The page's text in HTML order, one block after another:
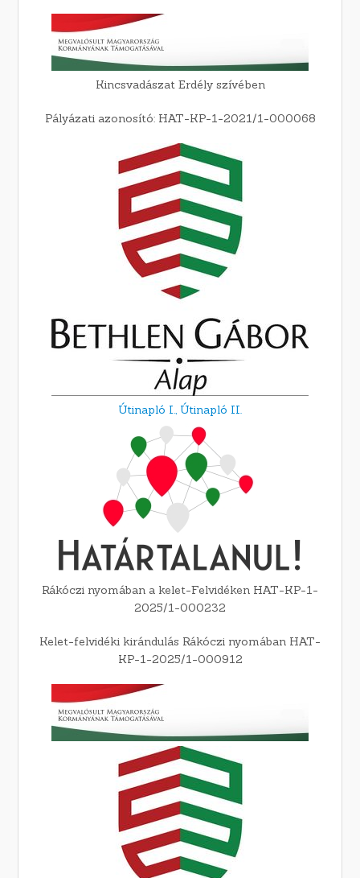
Kincsvadászat Erdély szívében
Pályázati azonosító: HAT-KP-1-2021/1-000068
Útinapló I., Útinapló II.
Rákóczi nyomában a kelet-Felvidéken HAT-KP-1-
2025/1-000232
Kelet-felvidéki kirándulás Rákóczi nyomában HAT-
KP-1-2025/1-000912